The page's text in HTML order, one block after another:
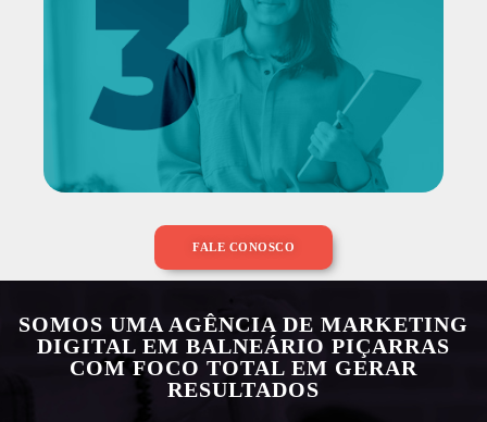
FALE CONOSCO
SOMOS UMA AGÊNCIA DE MARKETING
DIGITAL EM BALNEÁRIO PIÇARRAS
COM FOCO TOTAL EM GERAR
RESULTADOS